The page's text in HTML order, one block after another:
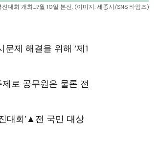
대회 개최…7월 10일 본선. (이미지: 세종시/SNS 타임즈)
제 해결을 위해 ‘제1
로 공무원은 물론 전
대회’▲전 국민 대상